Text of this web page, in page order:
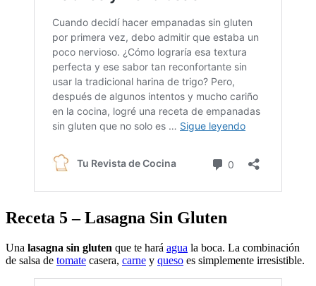
Receta 5 – Lasagna Sin Gluten
Una lasagna sin gluten que te hará agua la boca. La combinación
de salsa de tomate casera, carne y queso es simplemente irresistible.